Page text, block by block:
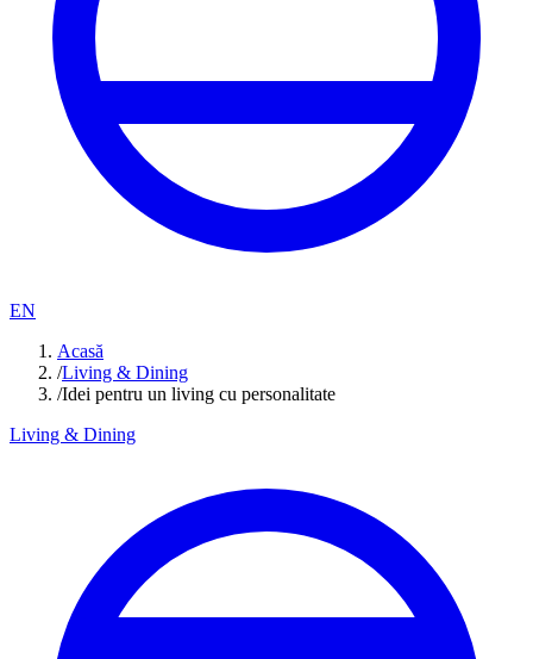
EN
Acasă
/Living & Dining
/Idei pentru un living cu personalitate
Living & Dining